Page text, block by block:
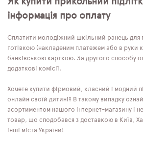
інформація про оплату
Сплатити молодіжний шкільний ранець для
готівкою (накладеним платежем або в руки
банківською карткою. За другого способу
додаткові комісії.
Хочете купити фірмовий, класний і модний
онлайн своїй дитині? В такому випадку
асортиментом нашого інтернет-магазину і
товар, що сподобався з доставкою в Київ,
інші міста України!